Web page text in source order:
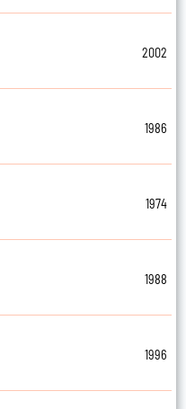
2002
1986
1974
1988
1996